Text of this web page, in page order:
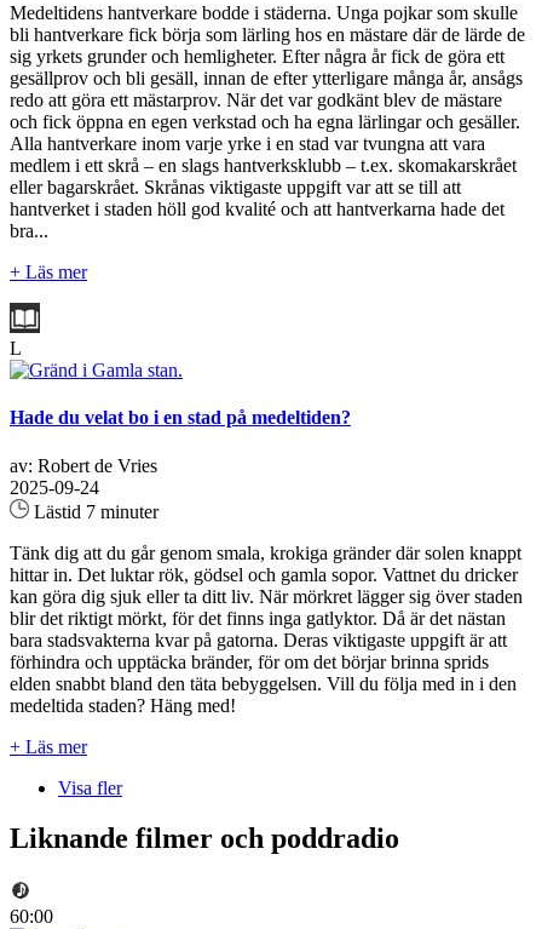
Medeltidens hantverkare bodde i städerna. Unga pojkar som skulle
bli hantverkare fick börja som lärling hos en mästare där de lärde de
sig yrkets grunder och hemligheter. Efter några år fick de göra ett
gesällprov och bli gesäll, innan de efter ytterligare många år, ansågs
redo att göra ett mästarprov. När det var godkänt blev de mästare
och fick öppna en egen verkstad och ha egna lärlingar och gesäller.
Alla hantverkare inom varje yrke i en stad var tvungna att vara
medlem i ett skrå – en slags hantverksklubb – t.ex. skomakarskrået
eller bagarskrået. Skrånas viktigaste uppgift var att se till att
hantverket i staden höll god kvalité och att hantverkarna hade det
bra...
+ Läs mer
L
Hade du velat bo i en stad på medeltiden?
av: Robert de Vries
2025-09-24
Lästid 7 minuter
Tänk dig att du går genom smala, krokiga gränder där solen knappt
hittar in. Det luktar rök, gödsel och gamla sopor. Vattnet du dricker
kan göra dig sjuk eller ta ditt liv. När mörkret lägger sig över staden
blir det riktigt mörkt, för det finns inga gatlyktor. Då är det nästan
bara stadsvakterna kvar på gatorna. Deras viktigaste uppgift är att
förhindra och upptäcka bränder, för om det börjar brinna sprids
elden snabbt bland den täta bebyggelsen. Vill du följa med in i den
medeltida staden? Häng med!
+ Läs mer
Visa fler
Liknande filmer och poddradio
60:00